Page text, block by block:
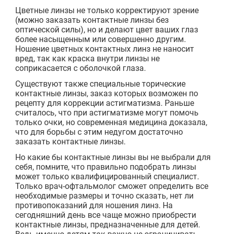
Цветные линзы не только корректируют зрение
(можно заказать контактные линзы без
оптической силы), но и делают цвет ваших глаз
более насыщенным или совершенно другим.
Ношение цветных контактных линз не наносит
вред, так как краска внутри линзы не
соприкасается с оболочкой глаза.
Существуют также специальные торические
контактные линзы, заказ которых возможен по
рецепту для коррекции астигматизма. Раньше
считалось, что при астигматизме могут помочь
только очки, но современная медицина доказала,
что для борьбы с этим недугом достаточно
заказать контактные линзы.
Но какие бы контактные линзы вы не выбрали для
себя, помните, что правильно подобрать линзы
может только квалифицированный специалист.
Только врач-офтальмолог сможет определить все
необходимые размеры и точно сказать, нет ли
противопоказаний для ношения линз. На
сегодняшний день все чаще можно приобрести
контактные линзы, предназначенные для детей.